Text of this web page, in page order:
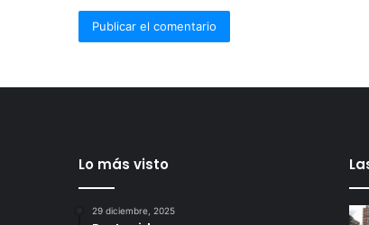
Lo más visto
29 diciembre, 2025